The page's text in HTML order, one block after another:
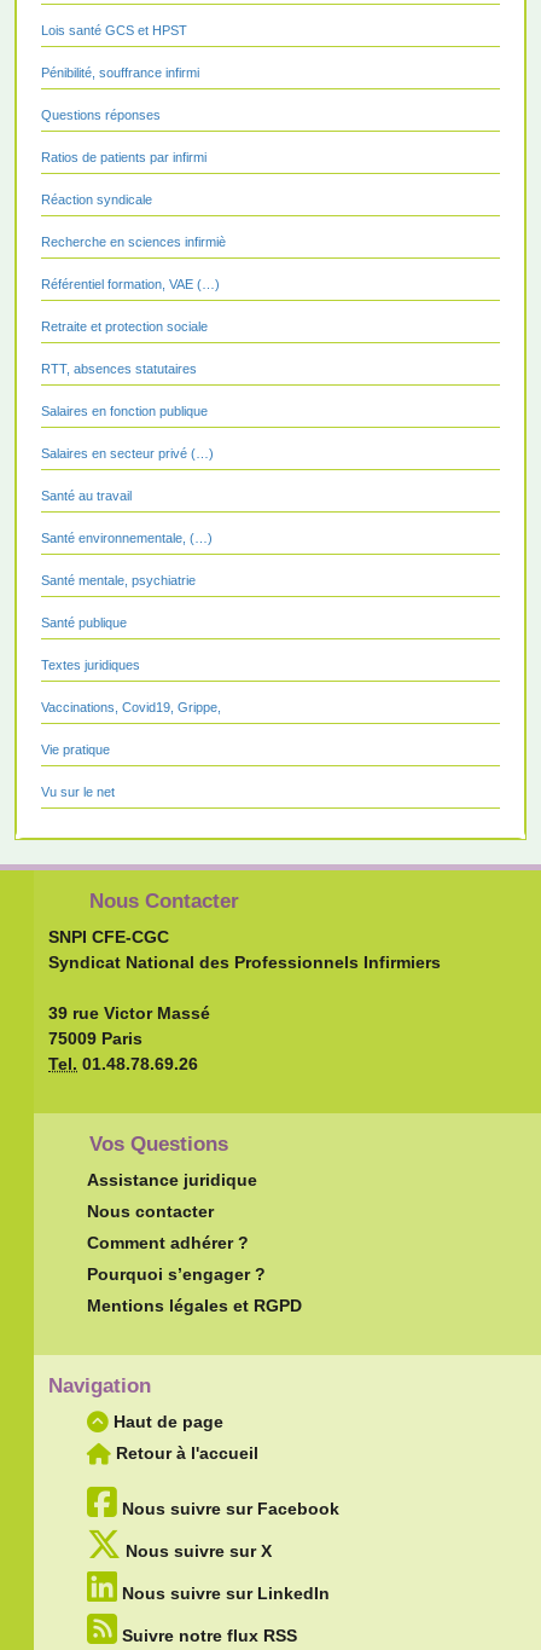
Lois santé GCS et HPST
Pénibilité, souffrance infirmi
Questions réponses
Ratios de patients par infirmi
Réaction syndicale
Recherche en sciences infirmiè
Référentiel formation, VAE (…)
Retraite et protection sociale
RTT, absences statutaires
Salaires en fonction publique
Salaires en secteur privé (…)
Santé au travail
Santé environnementale, (…)
Santé mentale, psychiatrie
Santé publique
Textes juridiques
Vaccinations, Covid19, Grippe,
Vie pratique
Vu sur le net
Nous Contacter
SNPI CFE-CGC
Syndicat National des Professionnels Infirmiers
39 rue Victor Massé
75009 Paris
Tel. 01.48.78.69.26
Vos Questions
Assistance juridique
Nous contacter
Comment adhérer ?
Pourquoi s’engager ?
Mentions légales et RGPD
Navigation
Haut de page
Retour à l'accueil
Nous suivre sur Facebook
Nous suivre sur X
Nous suivre sur LinkedIn
Suivre notre flux RSS